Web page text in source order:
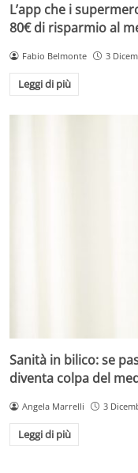
L’app che i
80€ di risparmio al
Fabio Belmonte 3
Leggi di più
Sanità in bilico: se
diventa colpa del
Angela Marrelli 3
Leggi di più